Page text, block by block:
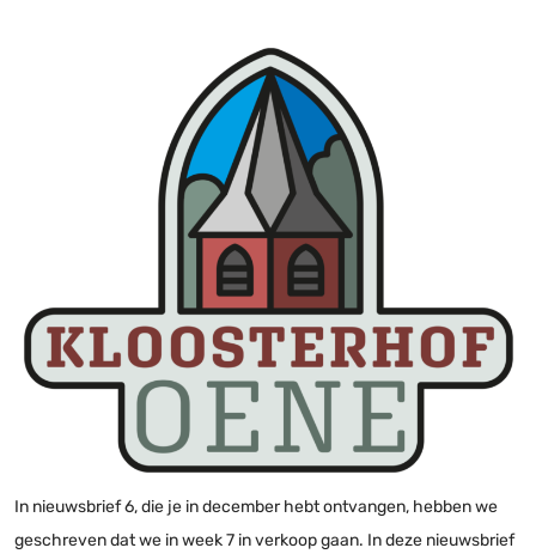
In nieuwsbrief 6, die je in december hebt ontvangen, hebben we
geschreven dat we in week 7 in verkoop gaan. In deze nieuwsbrief